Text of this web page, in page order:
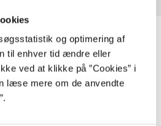
og optimering af
til enhver tid ændre eller
ved at klikke på ”Cookies” i
læse mere om de anvendte
fordelt på udgivelser